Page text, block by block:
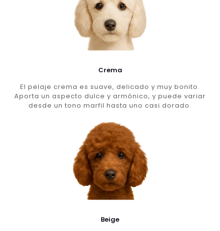
Crema
El pelaje crema es suave, delicado y muy bonito.
Aporta un aspecto dulce y armónico, y puede variar
desde un tono marfil hasta uno casi dorado.
Beige